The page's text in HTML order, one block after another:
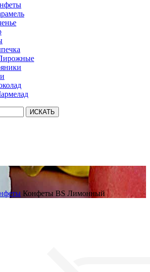
ИСКАТЬ
Конфеты BS Лимонный